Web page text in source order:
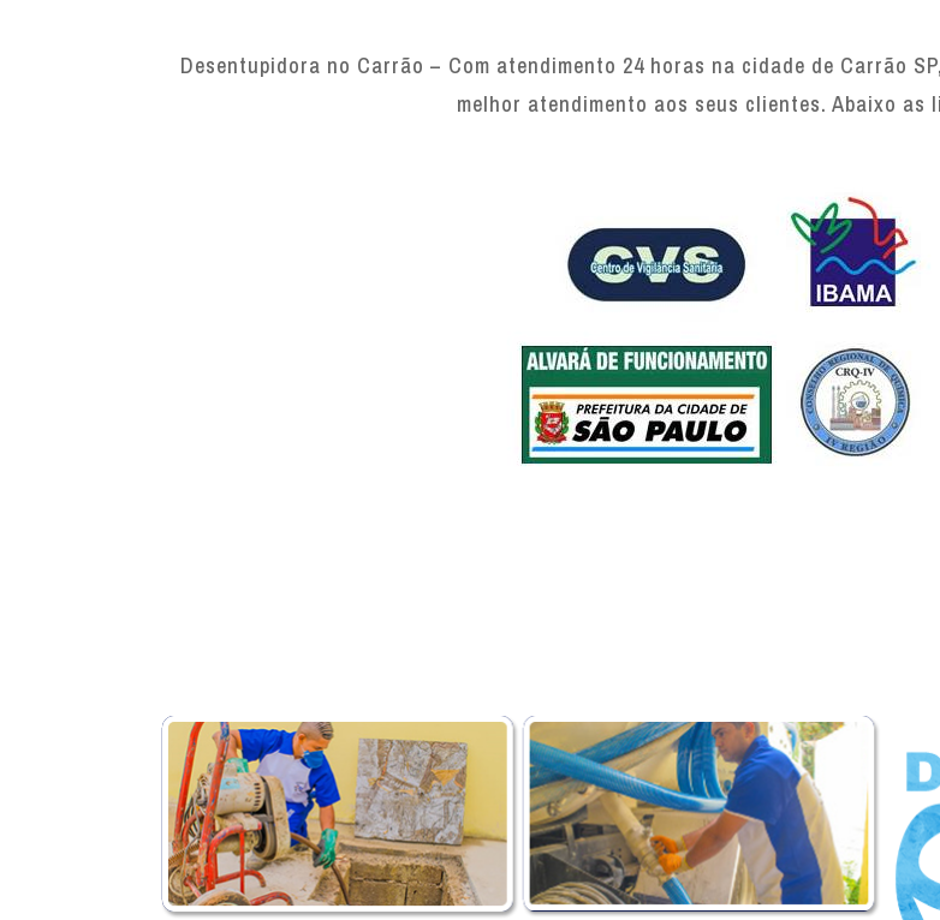
Desentupidora no Carrão – Com atendimento 24 horas na cidade de Carrão
melhor atendimento aos seus clientes. Abaixo as